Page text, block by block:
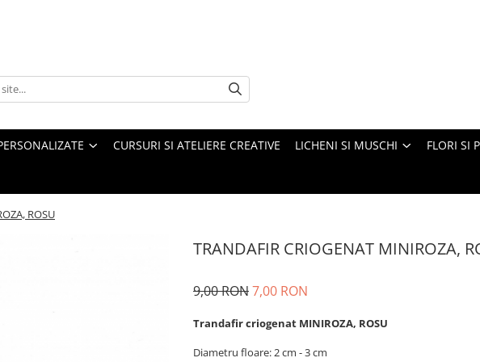
CURSURI SI ATELIERE CREATIVE LICHENI SI MUSCHI FLORI SI
ROSU
TRANDAFIR CRIOGENAT MINIROZA,
9,00 RON7,00 RON
Trandafir criogenat MINIROZA, ROSU
Diametru floare: 2 cm - 3 cm